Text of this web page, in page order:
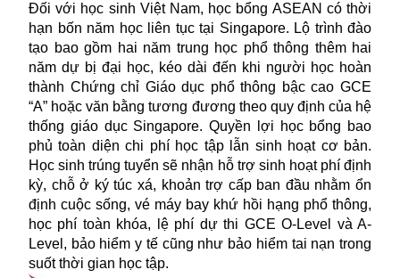
Đối với học sinh Việt Nam, học bổng ASEAN có thời
hạn bốn năm học liên tục tại Singapore. Lộ trình đào
tạo bao gồm hai năm trung học phổ thông thêm hai
năm dự bị đại học, kéo dài đến khi người học hoàn
thành Chứng chỉ Giáo dục phổ thông bậc cao GCE
“A” hoặc văn bằng tương đương theo quy định của hệ
thống giáo dục Singapore. Quyền lợi học bổng bao
phủ toàn diện chi phí học tập lẫn sinh hoạt cơ bản.
Học sinh trúng tuyển sẽ nhận hỗ trợ sinh hoạt phí định
kỳ, chỗ ở ký túc xá, khoản trợ cấp ban đầu nhằm ổn
định cuộc sống, vé máy bay khứ hồi hạng phổ thông,
học phí toàn khóa, lệ phí dự thi GCE O-Level và A-
Level, bảo hiểm y tế cũng như bảo hiểm tai nạn trong
suốt thời gian học tập.